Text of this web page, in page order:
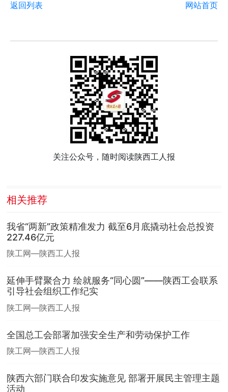
返回列表 网站首页
关注公众号，随时阅读陕西工人报
相关推荐
我省“两新”政策精准发力 截至6月底撬动社会总投资
227.46亿元
陕工网—陕西工人报
延伸手臂聚合力 绘就服务“同心圆”——陕西工会联系
引导社会组织工作纪实
陕工网—陕西工人报
全国总工会部署加强安全生产和劳动保护工作
陕工网—陕西工人报
陕西六部门联合印发实施意见 部署开展民主管理主题
活动